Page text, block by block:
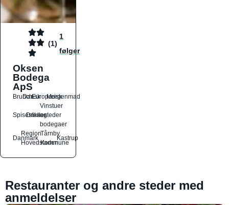
(1)
1
følger
Oksen
Bodega
ApS
Brunch
DanskEuropæiskMorgenmad
Spisesteder
Drikkesteder
Vinstuer
og
bodegaer
Danmark
Region
Hovedstaden
Tårnby
Kommune
Kastrup
Restauranter og andre steder med
anmeldelser